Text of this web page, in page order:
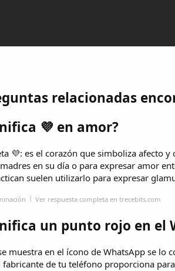
relacionadas
💜 en amor?
💜: es el corazón que simboliza afecto
en su día o para expresar amor
suelen utilizarlo para expresar
Ver respuesta completa en trecebits.com
un punto rojo en el
muestra en el ícono de WhatsApp se lo
de tu teléfono proporciona